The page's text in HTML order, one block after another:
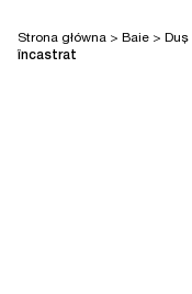
Strona główna > Baie > Duș
încastrat